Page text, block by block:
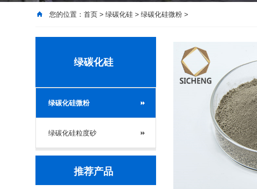
您的位置： 首页 > 绿碳化硅 > 绿碳化硅微粉 >
绿碳化硅
绿碳化硅微粉
绿碳化硅粒度砂
推荐产品